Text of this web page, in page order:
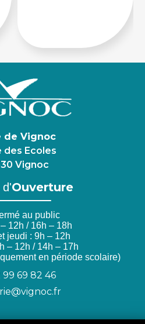
de Vignoc
des Ecoles
Vignoc
d'Ouverture
au public
12h / 16h – 18h
jeudi : 9h – 12h
– 12h / 14h – 17h
en période scolaire)
99 69 82 46